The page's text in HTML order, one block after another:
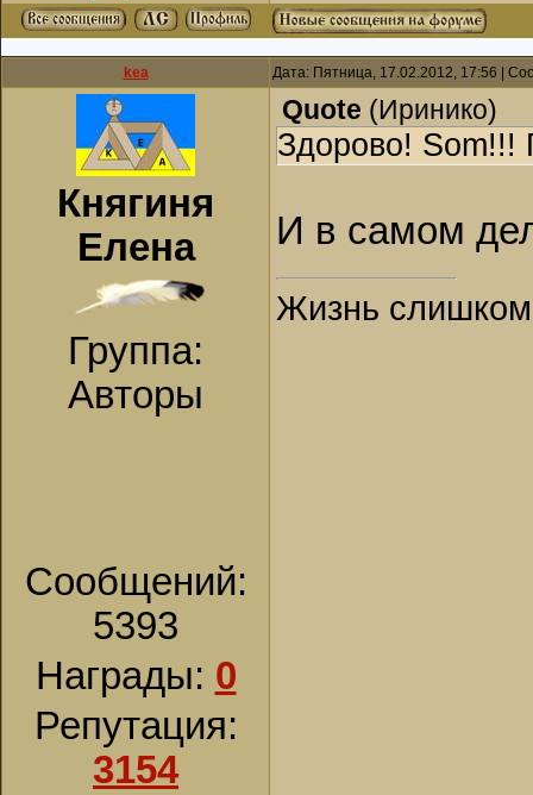
kea Дата: Пятница, 17.02.2012, 17:56 |
Княгиня
Елена
Группа:
Авторы
Сообщений:
5393
Награды: 0
Репутация:
3154
Quote (Иринико)
Здорово! Som!!!
И в самом
Жизнь слишком